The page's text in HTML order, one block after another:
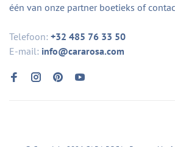
één van onze partner boetieks of
Telefoon: +32 485 76 33 50
E-mail: info@cararosa.com